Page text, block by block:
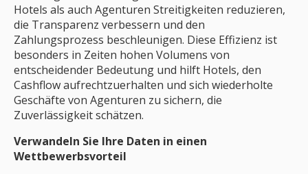
Hotels als auch Agenturen Streitigkeiten reduzieren,
die Transparenz verbessern und den
Zahlungsprozess beschleunigen. Diese Effizienz ist
besonders in Zeiten hohen Volumens von
entscheidender Bedeutung und hilft Hotels, den
Cashflow aufrechtzuerhalten und sich wiederholte
Geschäfte von Agenturen zu sichern, die
Zuverlässigkeit schätzen.
Verwandeln Sie Ihre Daten in einen
Wettbewerbsvorteil